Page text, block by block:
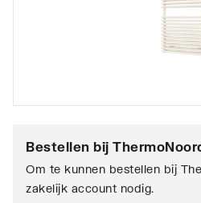
Bestellen bij
Om te kunnen bestellen bij
zakelijk account nodig.